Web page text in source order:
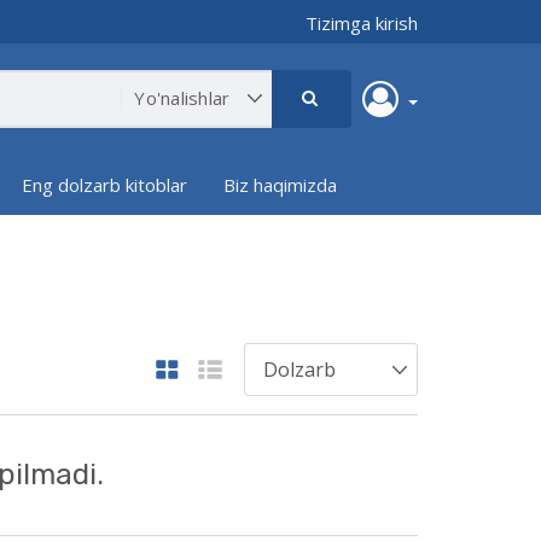
Tizimga kirish
Eng dolzarb kitoblar Biz haqimizda